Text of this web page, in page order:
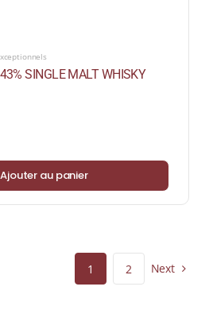
SINGLE MALT WHISKY
Ajouter au panier
1 2 Next